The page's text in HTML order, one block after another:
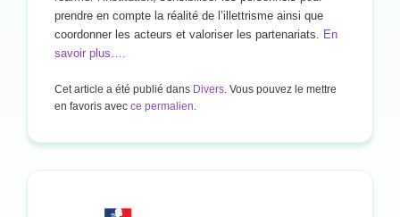
prendre en compte la réalité de l’illettrisme ainsi que
coordonner les acteurs et valoriser les partenariats. En
savoir plus….
Cet article a été publié dans Divers. Vous pouvez le mettre
en favoris avec ce permalien.